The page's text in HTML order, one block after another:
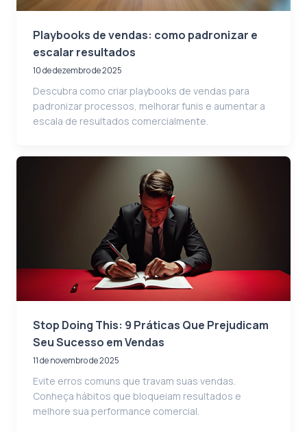
Playbooks de vendas: como padronizar e
escalar resultados
10 de dezembro de 2025
Descubra como criar playbooks de vendas para
padronizar processos, melhorar funis e aumentar a
escala de resultados comercialmente.
Stop Doing This: 9 Práticas Que Prejudicam
Seu Sucesso em Vendas
11 de novembro de 2025
Evite erros comuns que travam suas vendas.
Conheça hábitos que bloqueiam resultados e
melhore sua performance comercial.